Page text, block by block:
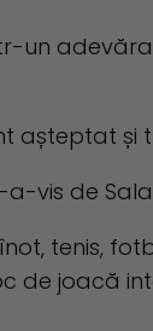
un
așteptat
a-vis de
tenis,
de joacă